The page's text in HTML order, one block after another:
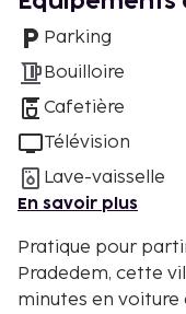
Parking
Bouilloire
Cafetière
Télévision
Lave-vaisselle
En savoir plus
Pratique pour
Pradedem, cette
minutes en voiture